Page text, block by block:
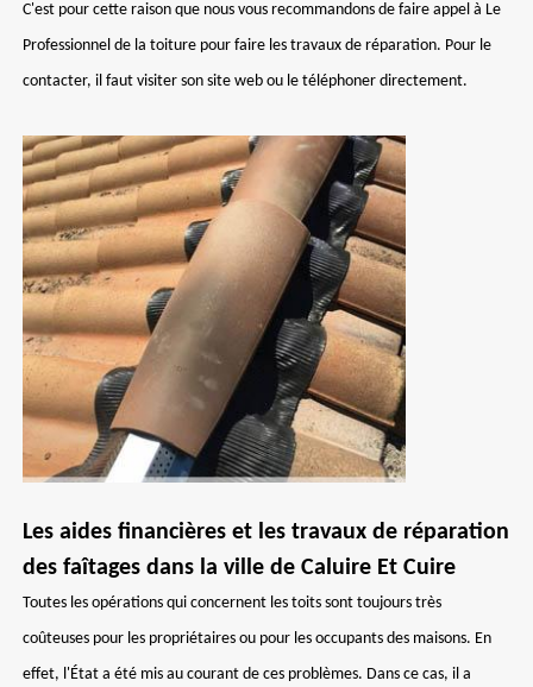
C'est pour cette raison que nous vous recommandons de faire appel à Le
Professionnel de la toiture pour faire les travaux de réparation. Pour le
contacter, il faut visiter son site web ou le téléphoner directement.
Les aides financières et les travaux de réparation
des faîtages dans la ville de Caluire Et Cuire
Toutes les opérations qui concernent les toits sont toujours très
coûteuses pour les propriétaires ou pour les occupants des maisons. En
effet, l'État a été mis au courant de ces problèmes. Dans ce cas, il a